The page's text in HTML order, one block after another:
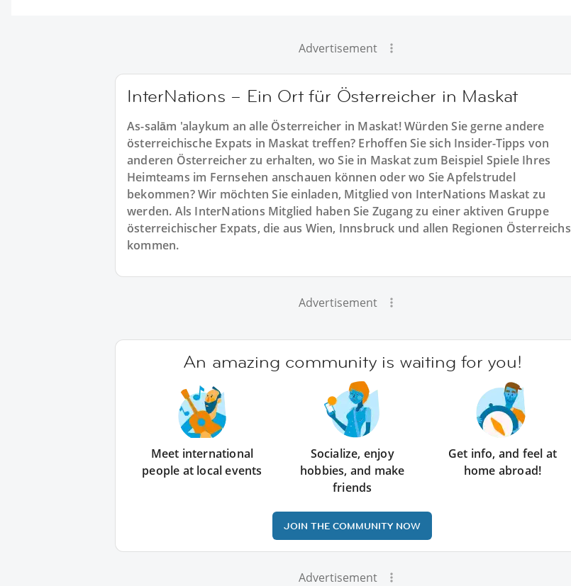
Advertisement
InterNations – Ein Ort für Österreicher in Maskat
As-salām 'alaykum an alle Österreicher in Maskat! Würden Sie gerne andere
österreichische Expats in Maskat treffen? Erhoffen Sie sich Insider-Tipps von
anderen Österreicher zu erhalten, wo Sie in Maskat zum Beispiel Spiele Ihres
Heimteams im Fernsehen anschauen können oder wo Sie Apfelstrudel
bekommen? Wir möchten Sie einladen, Mitglied von InterNations Maskat zu
werden. Als InterNations Mitglied haben Sie Zugang zu einer aktiven Gruppe
österreichischer Expats, die aus Wien, Innsbruck und allen Regionen Österreichs
kommen.
Advertisement
An amazing community is waiting for you!
Meet international
people at local events
Socialize, enjoy
hobbies, and make
friends
Get info, and feel at
home abroad!
JOIN THE COMMUNITY NOW
Advertisement